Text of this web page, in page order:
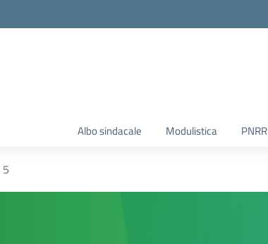
Albo sindacale Modulistica PNRR
5